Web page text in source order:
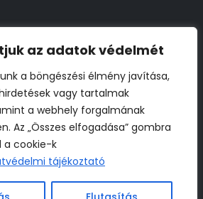
az adatok védelmét
a böngészési élmény javítása,
vagy tartalmak
a webhely forgalmának
Az „Összes elfogadása” gombra
a cookie-k
tájékoztató
Út 147